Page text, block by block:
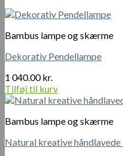
Bambus lampe og skærme
Dekorativ Pendellampe
1 040.00kr.
Tilføj til kurv
Bambus lampe og skærme
Natural kreative